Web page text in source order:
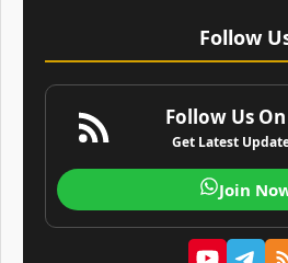
Follow
Follow Us
Get Latest
Join